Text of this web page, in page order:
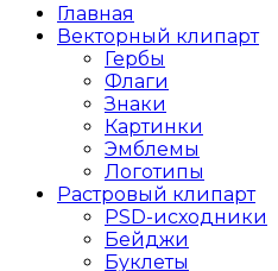
Главная
Векторный клипарт
Гербы
Флаги
Знаки
Картинки
Эмблемы
Логотипы
Растровый клипарт
PSD-исходники
Бейджи
Буклеты